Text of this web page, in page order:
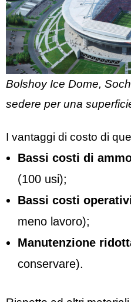
Bolshoy Ice Dome,
sedere per una
I vantaggi di costo di
Bassi costi di
(100 usi);
Bassi costi
meno lavoro);
Manutenzione
conservare).